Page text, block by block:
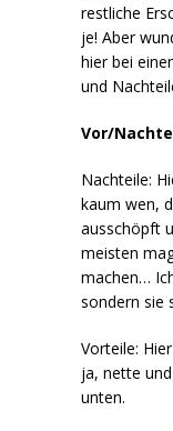
restliche
je! Aber
hier bei
und
Vor/
Nachteile:
kaum wen,
ausschöpft
meisten
machen…
sondern sie
Vorteile:
ja, nette
unten.